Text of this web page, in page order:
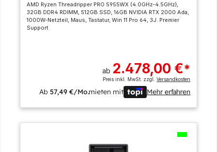
AMD Ryzen Threadripper PRO 5955WX (4.0GHz-4.5GHz),
32GB DDR4 RDIMM, 512GB SSD, 16GB NVIDIA RTX 2000 Ada,
1000W-Netzteil, Maus, Tastatur, Win 11 Pro 64, 3J. Premier
Support
ab 2.478,00 €*
Preis inkl. MwSt. zzgl.Versandkosten
Ab57,49 €/Mo.mieten mit Mehr erfahren